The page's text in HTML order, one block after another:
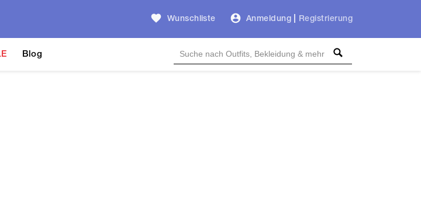
Wunschliste Anmeldung Registrierung
Blog